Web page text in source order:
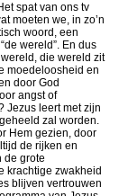
spat van ons tv
moeten we, in zo’n
woord, een
wereld”. En dus
die wereld zit
moedeloosheid en
door God
angst of
Jezus leert met zijn
zal worden.
Hem gezien, door
de rijken en
de grote
krachtige zwakheid
blijven vertrouwen